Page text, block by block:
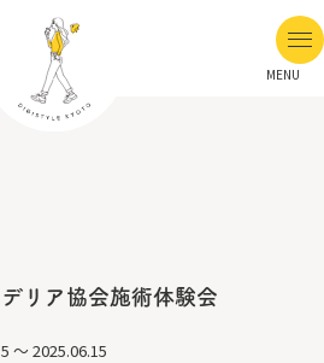
MENU
リア協会施術体験会
～ 2025.06.15